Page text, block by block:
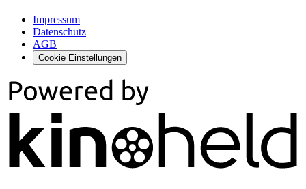
Impressum
Datenschutz
AGB
Cookie Einstellungen